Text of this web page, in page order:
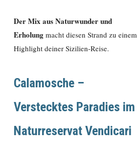
Der Mix aus Naturwunder und
Erholung macht diesen Strand zu einem
Highlight deiner Sizilien-Reise.
Calamosche –
Verstecktes Paradies im
Naturreservat Vendicari